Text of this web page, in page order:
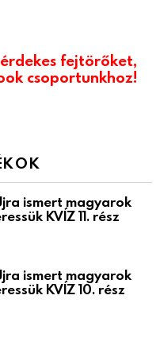
fejtörőket,
csoportunkhoz!
ismert magyarok
KVÍZ 11. rész
ismert magyarok
KVÍZ 10. rész